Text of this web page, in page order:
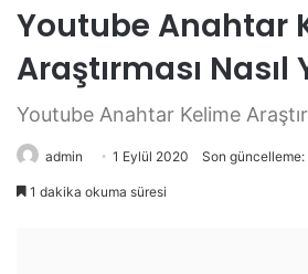
Youtube Anahtar
Araştırması Nasıl
Youtube Anahtar Kelime
admin 1 Eylül 2020 Son
1 dakika okuma süresi